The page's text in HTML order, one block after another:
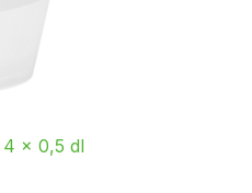
4 × 0,5 dl